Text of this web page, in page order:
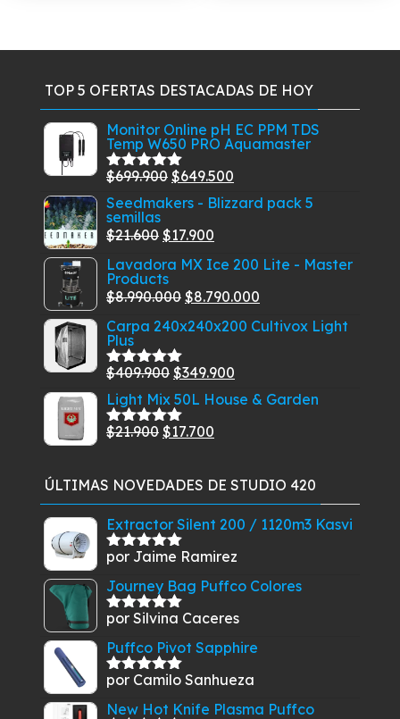
TOP 5 OFERTAS DESTACADAS DE HOY
Monitor Online pH EC PPM TDS
Temp W650 PRO Aquamaster
Valorado
5
$699.900 El
precio
era:
$699.900.
$649.500
precio
$649.500.
Seedmakers - Blizzard pack 5
semillas
$21.600 El
precio
original
era:
$21.600.
$17.900
precio
es:
$17.900.
Lavadora MX Ice 200 Lite - Master
Products
$8.990.000 El
precio
$8.990.000.
$8.790.000
precio
Carpa 240x240x200 Cultivox Light
Plus
Valorado
con
de
5
$409.900 El
precio
original
era:
$349.900
precio
Light Mix 50L House & Garden
Valorado
$21.900 El
$21.900.
$17.700
$17.700.
ÚLTIMAS NOVEDADES DE STUDIO 420
Extractor Silent 200 / 1120m3 Kasvi
Valorado
por Jaime Ramirez
Journey Bag Puffco Colores
Valorado
por Silvina Caceres
Puffco Pivot Sapphire
Valorado
por Camilo Sanhueza
New Hot Knife Plasma Puffco